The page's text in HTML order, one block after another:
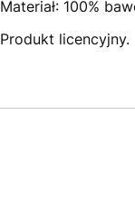
Materiał: 100%
Produkt licencyjny.